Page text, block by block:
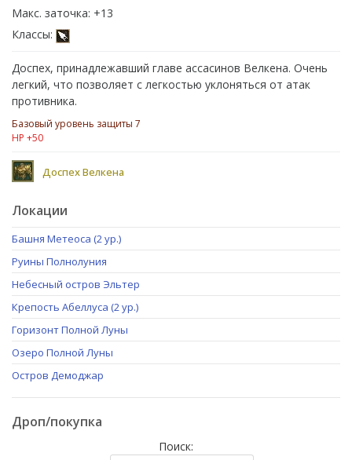
Макс. заточка: +13
Классы:
Доспех, принадлежавший главе ассасинов Велкена. Очень
легкий, что позволяет с легкостью уклоняться от атак
противника.
Базовый уровень защиты 7
HP +50
Доспех Велкена
Локации
Башня Метеоса (2 ур.)
Руины Полнолуния
Небесный остров Эльтер
Крепость Абеллуса (2 ур.)
Горизонт Полной Луны
Озеро Полной Луны
Остров Демоджар
Дроп/покупка
Поиск: